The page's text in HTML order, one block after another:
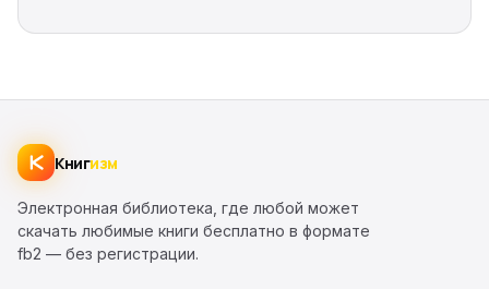
Книгизм
Электронная библиотека, где любой может
скачать любимые книги бесплатно в формате
fb2 — без регистрации.